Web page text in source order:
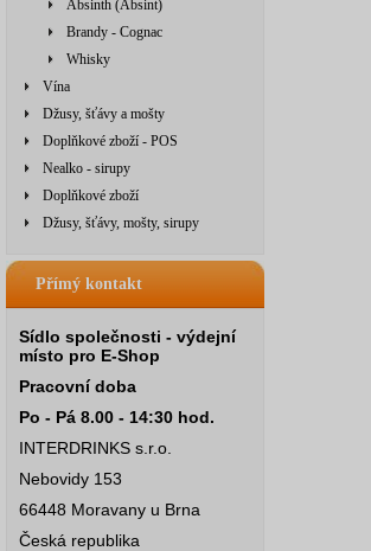
Absinth (Absint)
Brandy - Cognac
Whisky
Vína
Džusy, šťávy a mošty
Doplňkové zboží - POS
Nealko - sirupy
Doplňkové zboží
Džusy, šťávy, mošty, sirupy
Přímý kontakt
Sídlo společnosti - výdejní
místo pro E-Shop
Pracovní doba
Po - Pá 8.00 - 14:30 hod.
INTERDRINKS s.r.o.
Nebovidy 153
66448 Moravany u Brna
Česká republika